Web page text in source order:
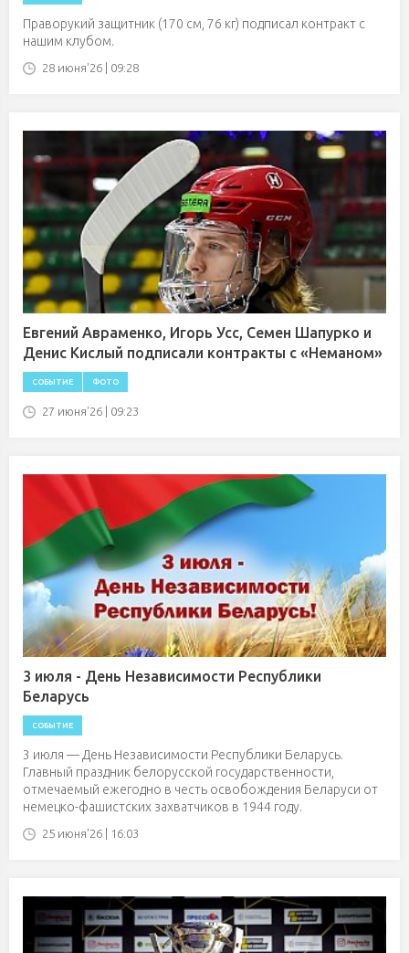
Праворукий защитник (170 см, 76 кг) подписал контракт с
нашим клубом.
28 июня'26 | 09:28
Евгений Авраменко, Игорь Усс, Семен Шапурко и
Денис Кислый подписали контракты с «Неманом»
СОБЫТИЕ ФОТО
27 июня'26 | 09:23
3 июля - День Независимости Республики
Беларусь
СОБЫТИЕ
3 июля — День Независимости Республики Беларусь.
Главный праздник белорусской государственности,
отмечаемый ежегодно в честь освобождения Беларуси от
немецко-фашистских захватчиков в 1944 году.
25 июня'26 | 16:03